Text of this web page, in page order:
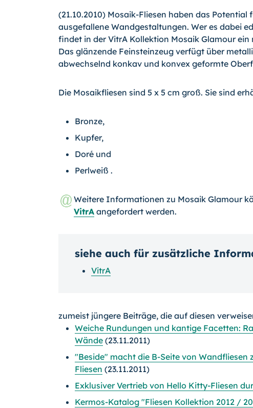
(21.10.2010) Mosaik-Fliesen haben das Potential
ausgefallene Wandgestaltungen. Wer es dabei
findet in der VitrA Kollektion Mosaik Glamour ein
Das glänzende Feinsteinzeug verfügt über
abwechselnd konkav und konvex geformte
Die Mosaikfliesen sind 5 x 5 cm groß. Sie sind
Bronze,
Kupfer,
Doré und
Perlweiß .
Weitere Informationen zu Mosaik Glamour
VitrA angefordert werden.
siehe auch für zusätzliche
VitrA
zumeist jüngere Beiträge, die auf diesen
Weiche Rundungen und kantige Facetten:
Wände (23.11.2011)
"Beside" macht die B-Seite von Wandfliesen
Fliesen (23.11.2011)
Exklusiver Vertrieb von Hello Kitty-Fliesen
Kermos-Katalog "Fliesen Kollektion 2012 /